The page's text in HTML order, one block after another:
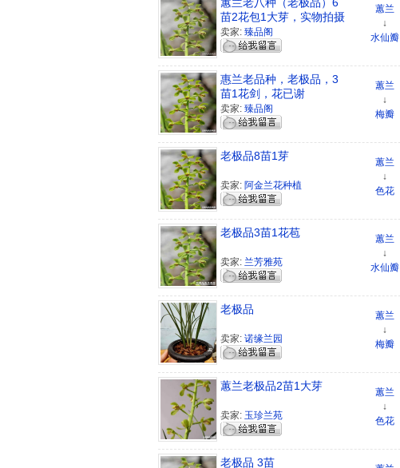
苗2花包1大芽，实物拍摄
卖家: 臻品阁
蕙兰
↓
水仙瓣
惠兰老品种，老极品，3
苗1花剑，花已谢
卖家: 臻品阁
蕙兰
↓
梅瓣
老极品8苗1芽
卖家: 阿金兰花种植
蕙兰
↓
色花
老极品3苗1花苞
卖家: 兰芳雅苑
蕙兰
↓
水仙瓣
老极品
卖家: 诺缘兰园
蕙兰
↓
梅瓣
蕙兰老极品2苗1大芽
卖家: 玉珍兰苑
蕙兰
↓
色花
老极品 3苗